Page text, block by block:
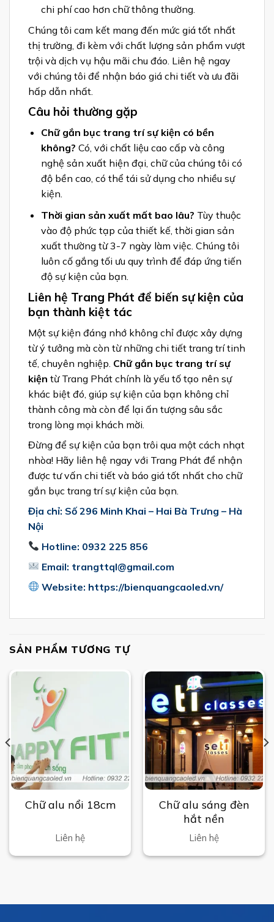
chi phí cao hơn chữ thông thường.
Chúng tôi cam kết mang đến mức giá tốt nhất
thị trường, đi kèm với chất lượng sản phẩm vượt
trội và dịch vụ hậu mãi chu đáo. Liên hệ ngay
với chúng tôi để nhận báo giá chi tiết và ưu đãi
hấp dẫn nhất.
Câu hỏi thường gặp
Chữ gắn bục trang trí sự kiện có bền
không? Có, với chất liệu cao cấp và công
nghệ sản xuất hiện đại, chữ của chúng tôi có
độ bền cao, có thể tái sử dụng cho nhiều sự
kiện.
Thời gian sản xuất mất bao lâu? Tùy thuộc
vào độ phức tạp của thiết kế, thời gian sản
xuất thường từ 3-7 ngày làm việc. Chúng tôi
luôn cố gắng tối ưu quy trình để đáp ứng tiến
độ sự kiện của bạn.
Liên hệ Trang Phát để biến sự kiện của
bạn thành kiệt tác
Một sự kiện đáng nhớ không chỉ được xây dựng
từ ý tưởng mà còn từ những chi tiết trang trí tinh
tế, chuyên nghiệp. Chữ gắn bục trang trí sự
kiện từ Trang Phát chính là yếu tố tạo nên sự
khác biệt đó, giúp sự kiện của bạn không chỉ
thành công mà còn để lại ấn tượng sâu sắc
trong lòng mọi khách mời.
Đừng để sự kiện của bạn trôi qua một cách nhạt
nhòa! Hãy liên hệ ngay với Trang Phát để nhận
được tư vấn chi tiết và báo giá tốt nhất cho chữ
gắn bục trang trí sự kiện của bạn.
Địa chỉ: Số 296 Minh Khai – Hai Bà Trưng – Hà
Nội
Hotline: 0932 225 856
Email: trangttql@gmail.com
Website: https://bienquangcaoled.vn/
SẢN PHẨM TƯƠNG TỰ
Chữ alu nổi 18cm
Liên hệ
Chữ alu sáng đèn
hắt nền
Liên hệ